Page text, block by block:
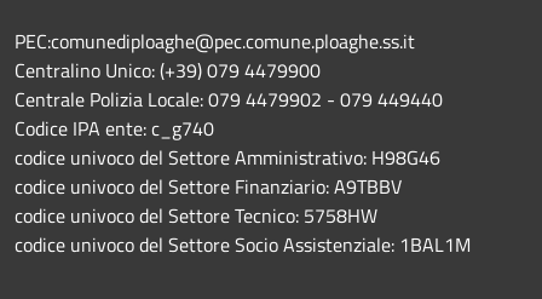
PEC:comunediploaghe@pec.comune.ploaghe.ss.it
Centralino Unico: (+39) 079 4479900
Centrale Polizia Locale: 079 4479902 - 079 449440
Codice IPA ente: c_g740
codice univoco del Settore Amministrativo: H98G46
codice univoco del Settore Finanziario: A9TBBV
codice univoco del Settore Tecnico: 5758HW
codice univoco del Settore Socio Assistenziale: 1BAL1M